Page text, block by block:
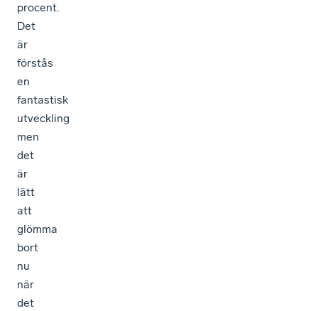
procent.
Det
är
förstås
en
fantastisk
utveckling
men
det
är
lätt
att
glömma
bort
nu
när
det